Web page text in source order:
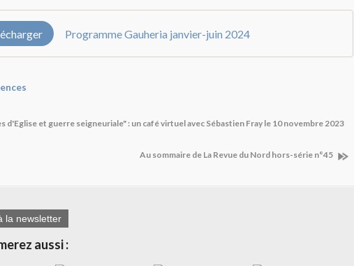
Programme Gauheria janvier-juin 2024
d'Eglise et guerre seigneuriale" : un café virtuel avec Sébastien Fray le 10 novembre 2023
Au sommaire de La Revue du Nord hors-série n°45
la newsletter
aussi :